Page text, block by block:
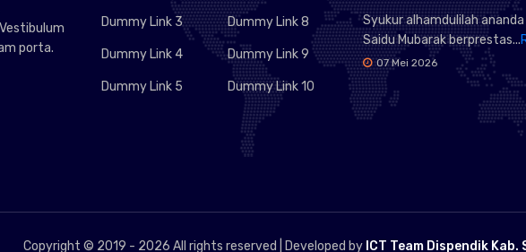
porta.
Dummy Link 3
Dummy Link 4
Dummy Link 5
Dummy Link 8
Dummy Link 9
Dummy Link 10
Syukur alhamdulilah ananda
Saidu Mubarak berprestas...
07 Mei 2026
Copyright © 2019 - 2026 All rights reserved | Developed by ICT Team Dispendik